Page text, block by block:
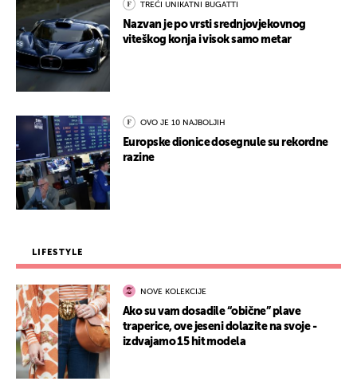
TREĆI UNIKATNI BUGATTI
Nazvan je po vrsti srednjovjekovnog
viteškog konja i visok samo metar
OVO JE 10 NAJBOLJIH
Europske dionice dosegnule su rekordne
razine
LIFESTYLE
NOVE KOLEKCIJE
Ako su vam dosadile “obične” plave
traperice, ove jeseni dolazite na svoje -
izdvajamo 15 hit modela